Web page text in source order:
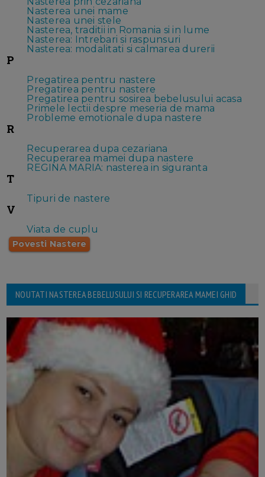
Nasterea unei mame
Nasterea unei stele
Nasterea, traditii in Romania si in lume
Nasterea: Intrebari si raspunsuri
Nasterea: modalitati si calmarea durerii
P
Pregatirea pentru nastere
Pregatirea pentru nastere
Pregatirea pentru sosirea bebelusului acasa
Primele lectii despre meseria de mama
Probleme emotionale dupa nastere
R
Recuperarea dupa cezariana
Recuperarea mamei dupa nastere
REGINA MARIA: nasterea in siguranta
T
Tipuri de nastere
V
Viata de cuplu
Povesti Nastere
NOUTATI NASTEREA BEBELUSULUI SI RECUPERAREA MAMEI GHID